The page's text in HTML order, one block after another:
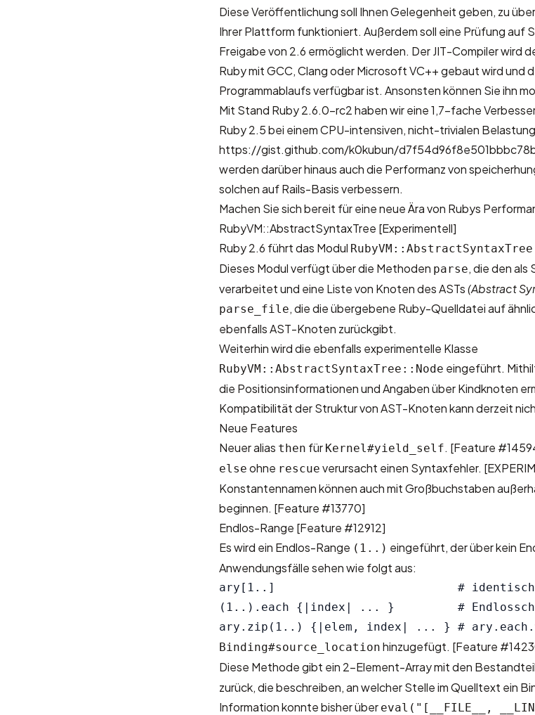
Diese Veröffentlichung soll Ihnen Gelegenheit geben, zu
Ihrer Plattform funktioniert. Außerdem soll eine Prüfung auf
Freigabe von 2.6 ermöglicht werden. Der JIT-Compiler wird
Ruby mit GCC, Clang oder Microsoft VC++ gebaut wird und
Programmablaufs verfügbar ist. Ansonsten können Sie ihn
Mit Stand Ruby 2.6.0-rc2 haben wir eine 1,7-fache
Ruby 2.5 bei einem CPU-intensiven, nicht-trivialen
https://gist.github.com/k0kubun/
werden darüber hinaus auch die Performanz von
solchen auf Rails-Basis verbessern.
Machen Sie sich bereit für eine neue Ära von Rubys
RubyVM::AbstractSyntaxTree [Experimentell]
Ruby 2.6 führt das Modul RubyVM::AbstractSyntaxTree
Dieses Modul verfügt über die Methoden parse, die den
verarbeitet und eine Liste von Knoten des ASTs(Abstract
parse_file, die die übergebene Ruby-Quelldatei auf
ebenfalls AST-Knoten zurückgibt.
Weiterhin wird die ebenfalls experimentelle Klasse
RubyVM::AbstractSyntaxTree::Node eingeführt.
die Positionsinformationen und Angaben über Kindknoten
Kompatibilität der Struktur von AST-Knoten kann derzeit
Neue Features
Neuer alias then für Kernel#yield_self. [Feature
else ohne rescue verursacht einen Syntaxfehler.
Konstantennamen können auch mit Großbuchstaben
beginnen. [Feature #13770]
Endlos-Range [Feature #12912]
Es wird ein Endlos-Range (1..) eingeführt, der über kein
Anwendungsfälle sehen wie folgt aus:
ary[1..]                          # identisch zu
(1..).each {|index| ... }         #
Binding#source_location hinzugefügt. [Feature
Diese Methode gibt ein 2-Element-Array mit den
zurück, die beschreiben, an welcher Stelle im Quelltext ein
Information konnte bisher über eval("[__FILE__,